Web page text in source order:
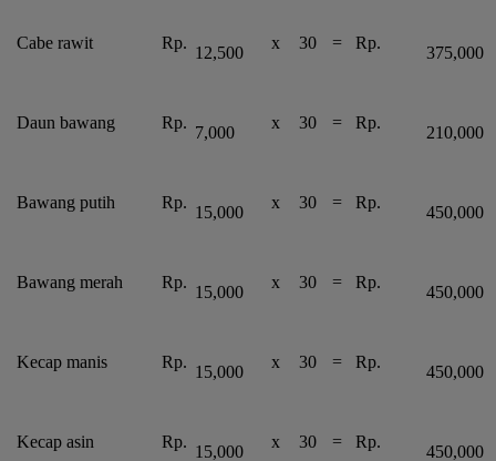
Cabe rawit Rp.
12,500
x 30 = Rp.
375,000
Daun bawang Rp.
7,000
x 30 = Rp.
210,000
Bawang putih Rp.
15,000
x 30 = Rp.
450,000
Bawang merah Rp.
15,000
x 30 = Rp.
450,000
Kecap manis Rp.
15,000
x 30 = Rp.
450,000
Kecap asin Rp.
15,000
x 30 = Rp.
450,000